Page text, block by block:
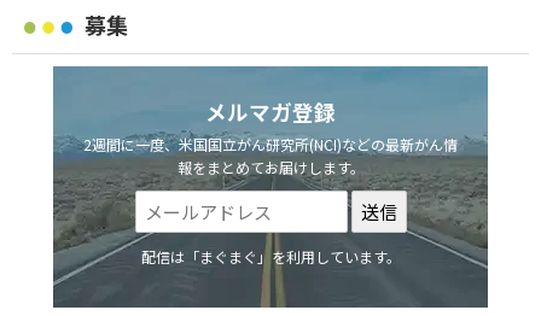
募集
メルマガ登録
2週間に一度、米国国立がん研究所(NCI)などの最新がん情
報をまとめてお届けします。
配信は「まぐまぐ」を利用しています。